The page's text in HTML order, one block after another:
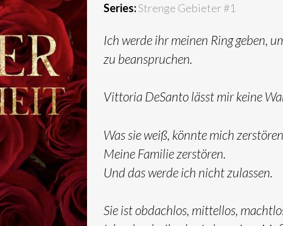
Series:Strenge Gebieter #1
Ich werde ihr meinen Ring geben,
zu beanspruchen.
Vittoria DeSanto lässt mir keine
Was sie weiß, könnte mich zerstören.
Meine Familie zerstören.
Und das werde ich nicht zulassen.
Sie ist obdachlos, mittellos,